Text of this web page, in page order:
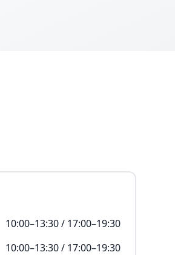
10:00–13:30 / 17:00–19:30
10:00–13:30 / 17:00–19:30